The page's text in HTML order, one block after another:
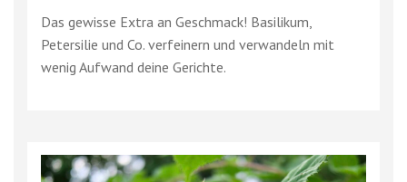
Das gewisse Extra an Geschmack! Basilikum,
Petersilie und Co. verfeinern und verwandeln mit
wenig Aufwand deine Gerichte.